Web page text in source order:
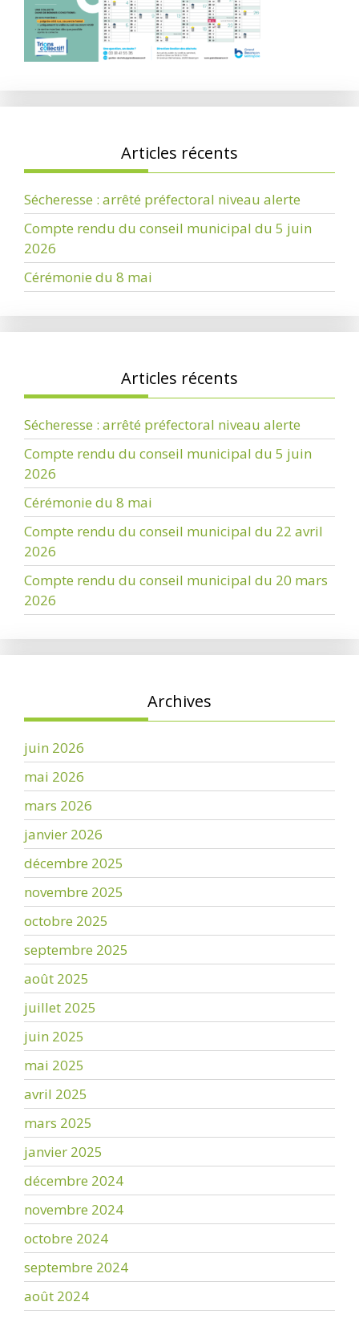
Articles récents
Sécheresse : arrêté préfectoral niveau alerte
Compte rendu du conseil municipal du 5 juin
2026
Cérémonie du 8 mai
Articles récents
Sécheresse : arrêté préfectoral niveau alerte
Compte rendu du conseil municipal du 5 juin
2026
Cérémonie du 8 mai
Compte rendu du conseil municipal du 22 avril
2026
Compte rendu du conseil municipal du 20 mars
2026
Archives
juin 2026
mai 2026
mars 2026
janvier 2026
décembre 2025
novembre 2025
octobre 2025
septembre 2025
août 2025
juillet 2025
juin 2025
mai 2025
avril 2025
mars 2025
janvier 2025
décembre 2024
novembre 2024
octobre 2024
septembre 2024
août 2024